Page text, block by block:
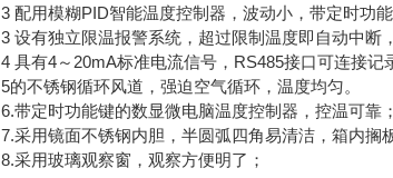
3 配用模糊PID智能温度控制器，波动小，带定时功
3 设有独立限温报警系统，超过限制温度即自动中断
4 具有4～20mA标准电流信号，RS485接口可连接记
5的不锈钢循环风道，强迫空气循环，温度均匀。
6.带定时功能键的数显微电脑温度控制器，控温可靠；
7.采用镜面不锈钢内胆，半圆弧四角易清洁，箱内搁
8.采用玻璃观察窗，观察方便明了；